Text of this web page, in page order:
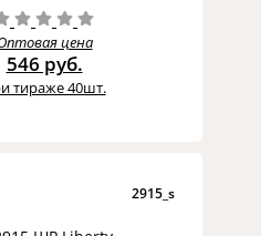
цена
546 руб.
тираже 40шт.
2915_s